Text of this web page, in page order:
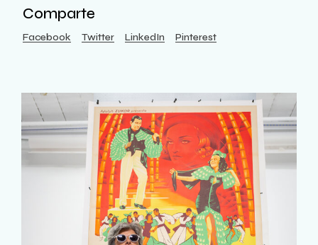
Comparte
Facebook Twitter LinkedIn Pinterest